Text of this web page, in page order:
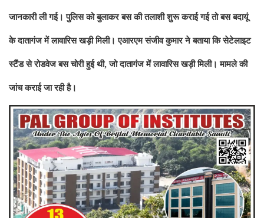
जानकारी ली गई। पुलिस को बुलाकर बस की तलाशी शुरू कराई गई तो बस बदायूं
के दातागंज में लावारिस खड़ी मिली। एआरएम संजीव कुमार ने बताया कि सेटेलाइट
स्टैंड से रोडवेज बस चोरी हुई थी, जो दातागंज में लावारिस खड़ी मिली। मामले की
जांच कराई जा रही है।